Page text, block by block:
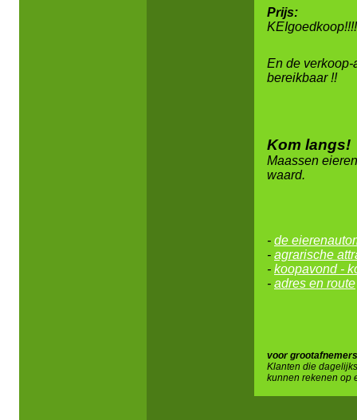
Prijs:
KEIgoedkoop!!!!
En de verkoop-
bereikbaar !!
Kom langs!
Maassen
waard.
- de
- agrarische
- koopavond -
- adres en route
voor
Klanten die
kunnen rekenen op